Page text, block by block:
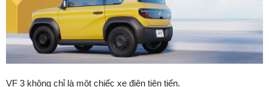
VF 3 không chỉ là một chiếc xe điện tiên tiến.